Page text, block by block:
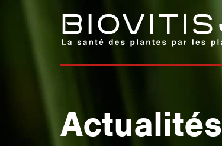
Actualités